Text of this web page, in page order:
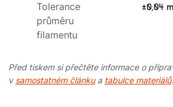
Tolerance
průměru
filamentu
±0,04
Před tiskem si přečtěte informace o
v samostatném článkua tabulce materiálů.